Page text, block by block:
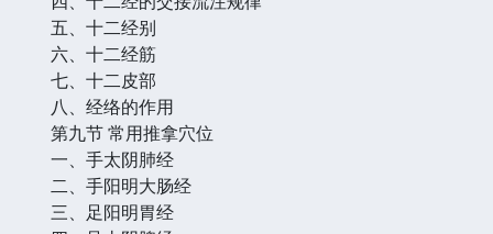
五、十二经别
六、十二经筋
七、十二皮部
八、经络的作用
第九节 常用推拿穴位
一、手太阴肺经
二、手阳明大肠经
三、足阳明胃经